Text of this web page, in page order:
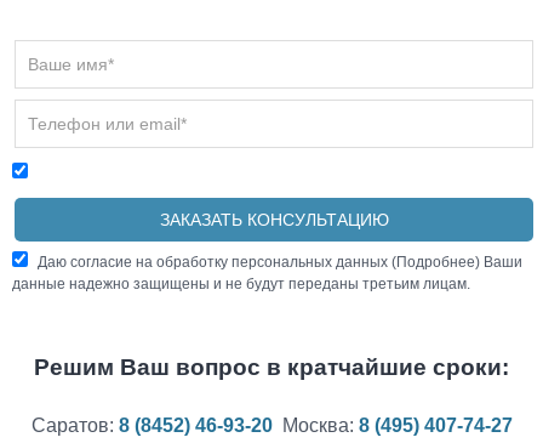
Даю согласие на обработку персональных данных (Подробнее) Ваши
данные надежно защищены и не будут переданы третьим лицам.
Решим Ваш вопрос в кратчайшие сроки:
Саратов: 8 (8452) 46-93-20Москва: 8 (495) 407-74-27